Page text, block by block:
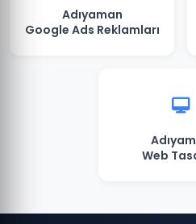
Adıyaman
Google Ads Reklamları
Web